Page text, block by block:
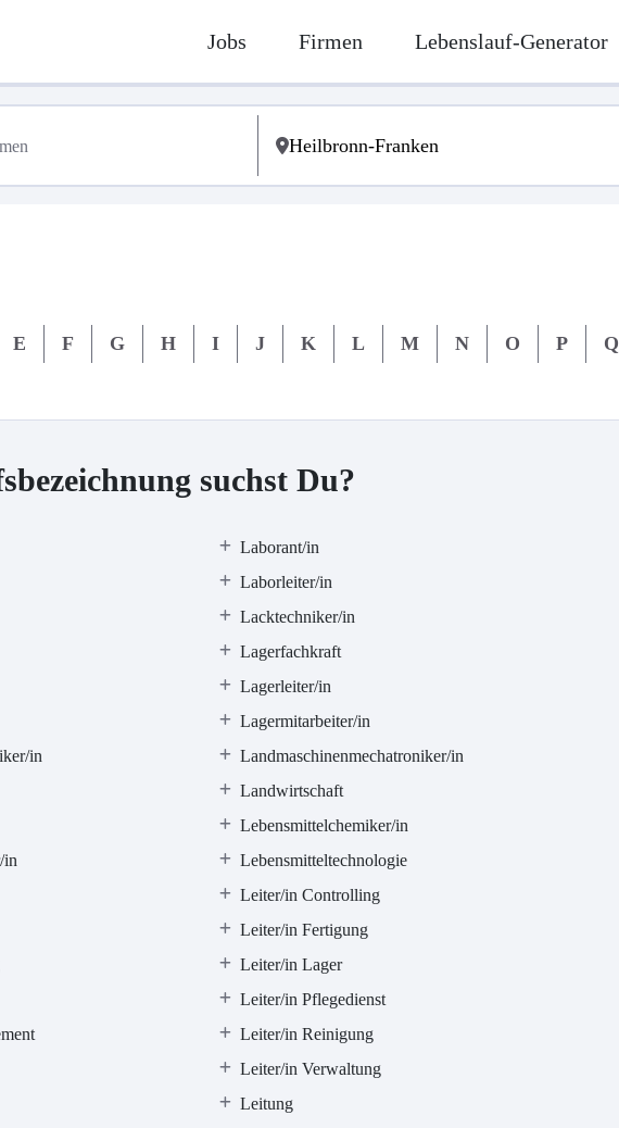
Jobs Firmen Lebenslauf-Generator
E F G H I J K L M N O P Q
suchst Du?
Laborant/in
Laborleiter/in
Lacktechniker/in
Lagerfachkraft
Lagerleiter/in
Lagermitarbeiter/in
in
Landmaschinenmechatroniker/in
Landwirtschaft
Lebensmittelchemiker/in
in
Lebensmitteltechnologie
Leiter/in Controlling
Leiter/in Fertigung
Leiter/in Lager
Leiter/in Pflegedienst
Leiter/in Reinigung
Leiter/in Verwaltung
Leitung